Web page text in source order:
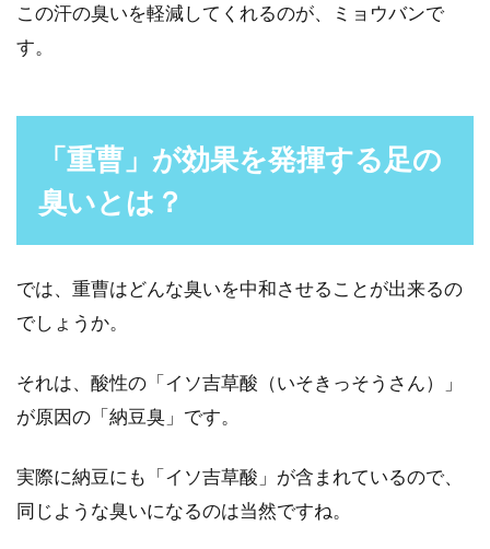
この汗の臭いを軽減してくれるのが、ミョウバンで
す。
「重曹」が効果を発揮する足の
臭いとは？
では、重曹はどんな臭いを中和させることが出来るの
でしょうか。
それは、酸性の「イソ吉草酸（いそきっそうさん）」
が原因の「納豆臭」です。
実際に納豆にも「イソ吉草酸」が含まれているので、
同じような臭いになるのは当然ですね。